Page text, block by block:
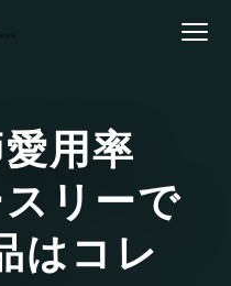
愛用率
リーで
はコレ